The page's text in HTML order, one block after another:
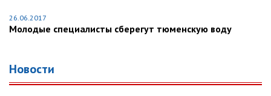
26.06.2017
Молодые специалисты сберегут тюменскую воду
Новости